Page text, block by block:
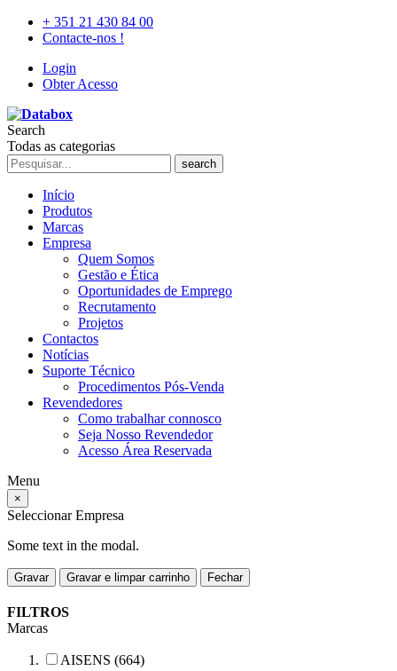
+ 351 21 430 84 00
Contacte-nos !
Login
Obter Acesso
Search
Todas as categorias
search
Início
Produtos
Marcas
Empresa
Quem Somos
Gestão e Ética
Oportunidades de Emprego
Recrutamento
Projetos
Contactos
Notícias
Suporte Técnico
Procedimentos Pós-Venda
Revendedores
Como trabalhar connosco
Seja Nosso Revendedor
Acesso Área Reservada
Menu
×
Seleccionar Empresa
Some text in the modal.
Gravar Gravar e limpar carrinho Fechar
FILTROS
Marcas
AISENS (664)